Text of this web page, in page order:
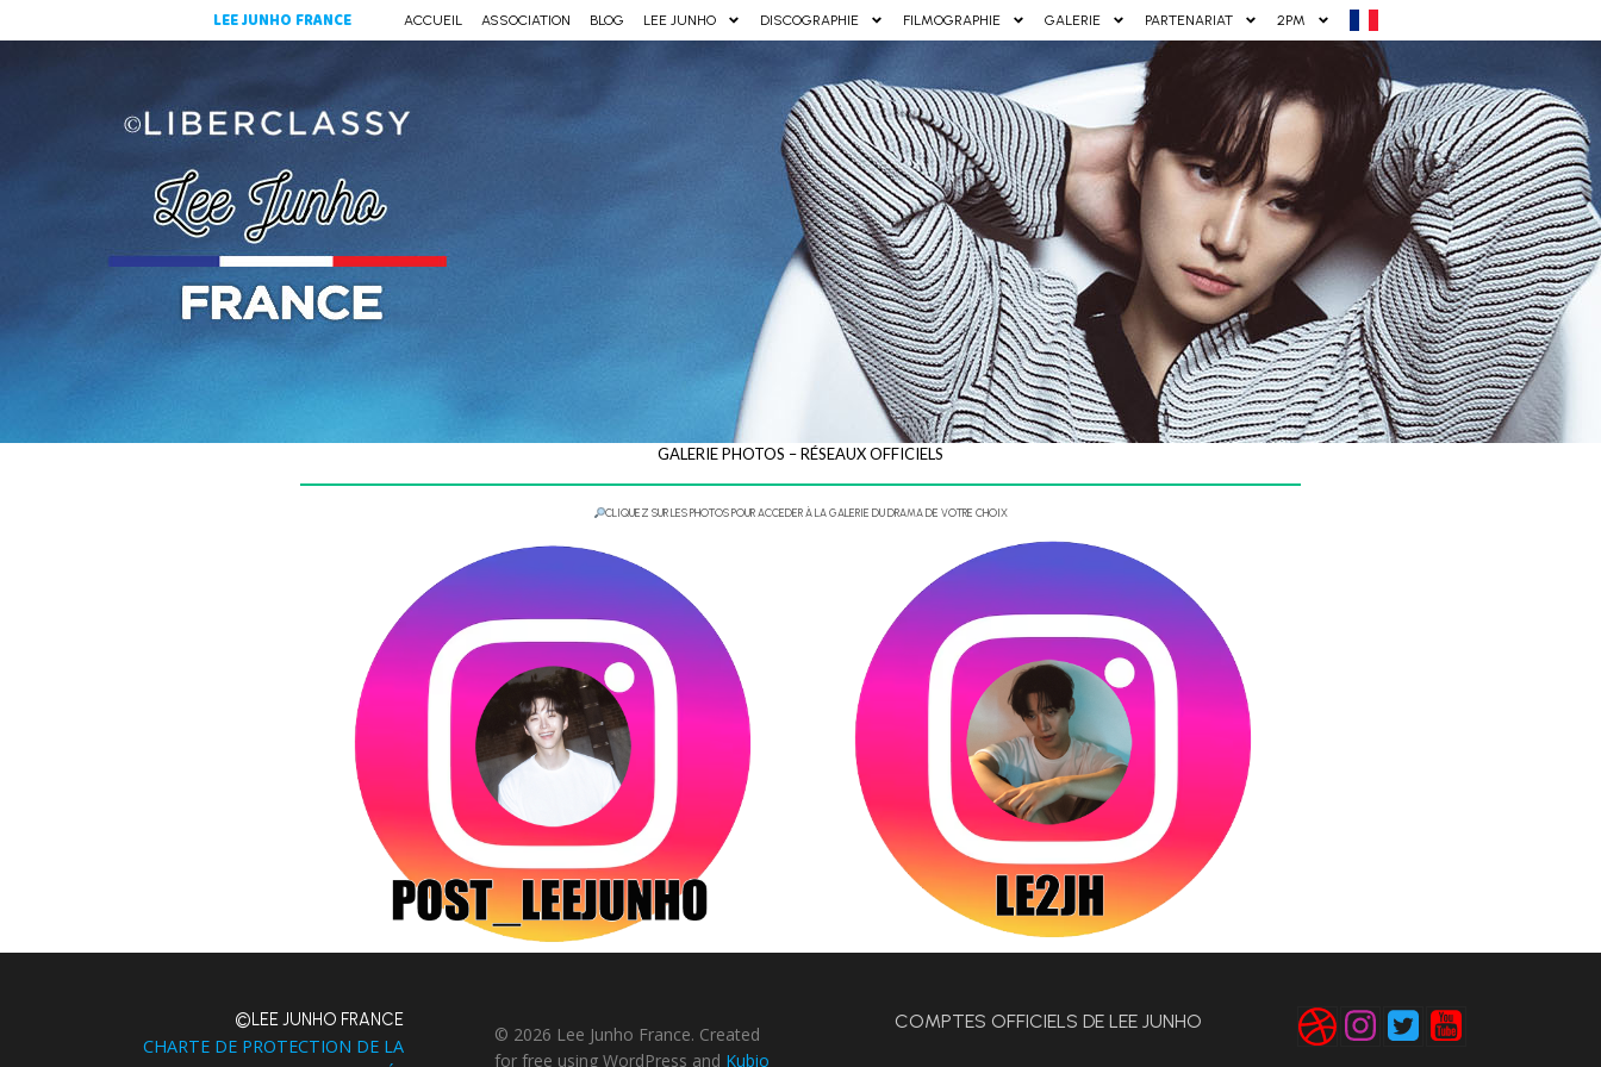
LEE JUNHO FRANCE ACCUEIL ASSOCIATION BLOG LEE JUNHO DISCOGRAPHIE FILMOGRAPHIE GALERIE PARTENARIAT 2PM
GALERIE PHOTOS – RÉSEAUX OFFICIELS
CLIQUEZ SUR LES PHOTOS POUR ACCEDER À LA GALERIE DU DRAMA DE VOTRE CHOIX
©LEE JUNHO FRANCE
CHARTE DE PROTECTION DE LA
© 2026 Lee Junho France. Created
for free using WordPress and Kubio
COMPTES OFFICIELS DE LEE JUNHO